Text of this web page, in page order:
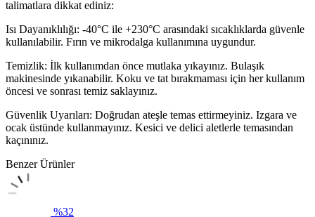
talimatlara dikkat ediniz:
Isı Dayanıklılığı: -40°C ile +230°C arasındaki sıcaklıklarda güvenle
kullanılabilir. Fırın ve mikrodalga kullanımına uygundur.
Temizlik: İlk kullanımdan önce mutlaka yıkayınız. Bulaşık
makinesinde yıkanabilir. Koku ve tat bırakmaması için her kullanım
öncesi ve sonrası temiz saklayınız.
Güvenlik Uyarıları: Doğrudan ateşle temas ettirmeyiniz. Izgara ve
ocak üstünde kullanmayınız. Kesici ve delici aletlerle temasından
kaçınınız.
Benzer Ürünler
%32